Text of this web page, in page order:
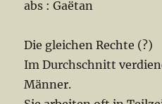
abs : Gaëtan
Die gleichen Rechte (?)
Im Durchschnitt
Männer.